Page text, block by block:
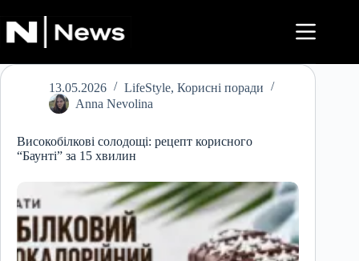
до
вмісту
13.05.2026 LifeStyle, Корисні поради
Anna Nevolina
Високобілкові солодощі: рецепт корисного
“Баунті” за 15 хвилин